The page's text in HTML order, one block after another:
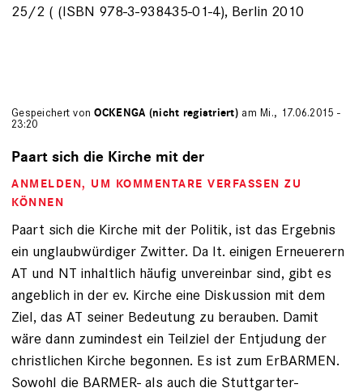
25/2 ( (ISBN 978-3-938435-01-4), Berlin 2010
Gespeichert vonOCKENGA (nicht registriert) am Mi., 17.06.2015 -
23:20
Paart sich die Kirche mit der
ANMELDEN, UM KOMMENTARE VERFASSEN ZU
KÖNNEN
Paart sich die Kirche mit der Politik, ist das Ergebnis
ein unglaubwürdiger Zwitter. Da lt. einigen Erneuerern
AT und NT inhaltlich häufig unvereinbar sind, gibt es
angeblich in der ev. Kirche eine Diskussion mit dem
Ziel, das AT seiner Bedeutung zu berauben. Damit
wäre dann zumindest ein Teilziel der Entjudung der
christlichen Kirche begonnen. Es ist zum ErBARMEN.
Sowohl die BARMER- als auch die Stuttgarter-